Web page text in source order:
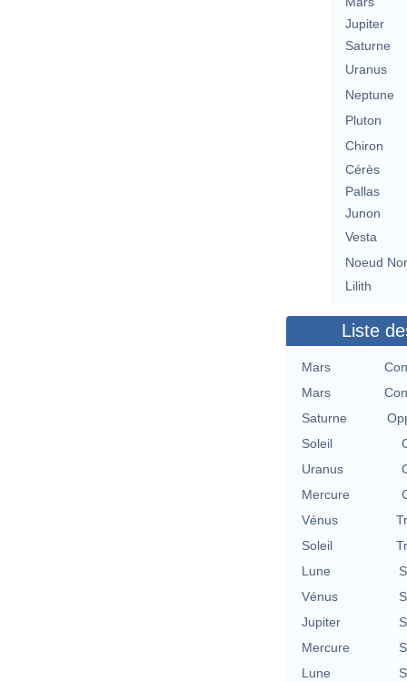
Jupiter
Saturne
Uranus
Neptune
Pluton
Chiron
Cérès
Pallas
Junon
Vesta
Noeud
Lilith
Liste
Mars
Mars
Saturne
Soleil
Uranus
Mercure
Vénus
Soleil
Lune
Vénus
Jupiter
Mercure
Lune